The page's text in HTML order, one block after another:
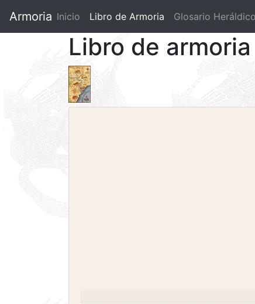
Armoria Inicio Libro de Armoria (current)
Glosario Heráldico
Libro de armoria